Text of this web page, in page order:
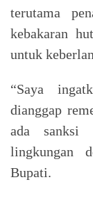
terutama
kebakaran
untuk
“Saya
dianggap
ada sanksi
lingkungan
Bupati.